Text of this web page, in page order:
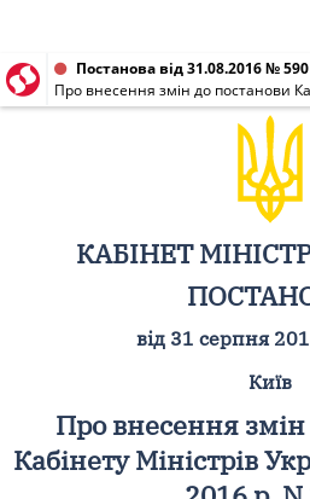
Постанова від 31.08.2016 № 590